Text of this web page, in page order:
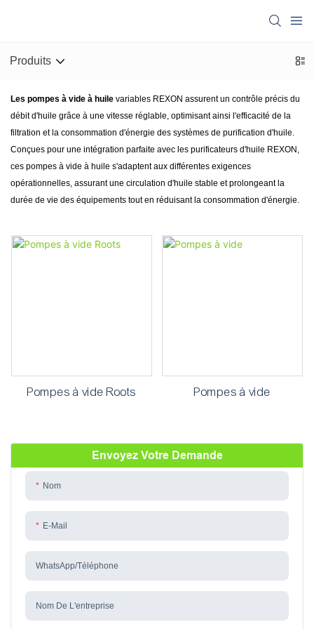
Produits
Les pompes à vide à huile variables REXON assurent un contrôle précis du
débit d'huile grâce à une vitesse réglable, optimisant ainsi l'efficacité de la
filtration et la consommation d'énergie des systèmes de purification d'huile.
Conçues pour une intégration parfaite avec les purificateurs d'huile REXON,
ces pompes à vide à huile s'adaptent aux différentes exigences
opérationnelles, assurant une circulation d'huile stable et prolongeant la
durée de vie des équipements tout en réduisant la consommation d'énergie.
Envoyez Votre Demande
Nom
E-Mail
WhatsApp/téléphone
Nom De L'entreprise
Pompes à vide Roots Pompes à vide